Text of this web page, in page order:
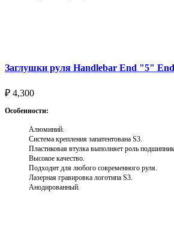
Заглушки руля Handlebar End "5"
₽ 4,300
Особенности:
Алюминий.
Система крепления запатентована S3.
Пластиковая втулка выполняет роль
Высокое качество.
Подходит для любого современного руля.
Лазерная гравировка логотипа S3.
Анодированный.